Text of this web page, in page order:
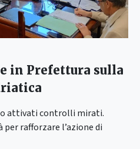
in Prefettura sulla
attivati controlli mirati.
rafforzare l’azione di